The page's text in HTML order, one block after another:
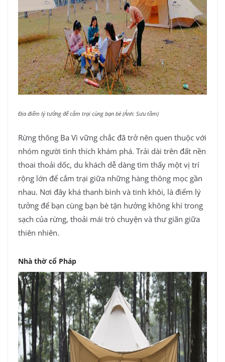
Địa điểm lý tưởng để cắm trại cùng bạn bè (Ảnh: Sưu tầm)
Rừng thông Ba Vì vững chắc đã trở nên quen thuộc với
nhóm người tình thích khám phá. Trải dài trên đất nền
thoai thoải dốc, du khách dễ dàng tìm thấy một vị trí
rộng lớn để cắm trại giữa những hàng thông mọc gần
nhau. Nơi đây khá thanh bình và tinh khôi, là điểm lý
tưởng để bạn cùng bạn bè tận hưởng không khí trong
sạch của rừng, thoải mái trò chuyện và thư giãn giữa
thiên nhiên.
Nhà thờ cổ Pháp